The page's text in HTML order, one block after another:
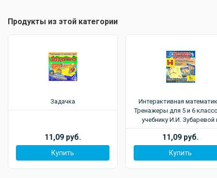
Продукты из этой категории
Задачка
11,09 руб.
Купить
Интерактивная
Тренажеры для 5 и 6
учебнику И.И. Зубаревой
А.Г.Мордковича
11,09 руб.
Купить